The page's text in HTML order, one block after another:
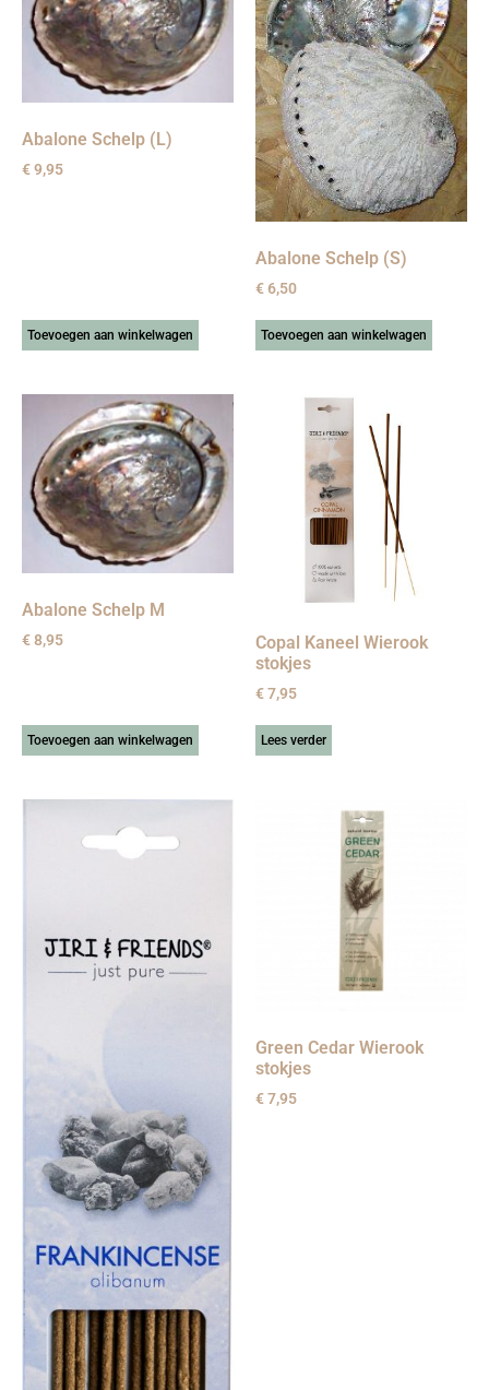
Abalone Schelp (L)
€9,95
Toevoegen aan winkelwagen
Abalone Schelp (S)
€6,50
Toevoegen aan winkelwagen
Abalone Schelp M
€8,95
Toevoegen aan winkelwagen
Copal Kaneel Wierook
stokjes
€7,95
Lees verder
Green Cedar Wierook
stokjes
€7,95